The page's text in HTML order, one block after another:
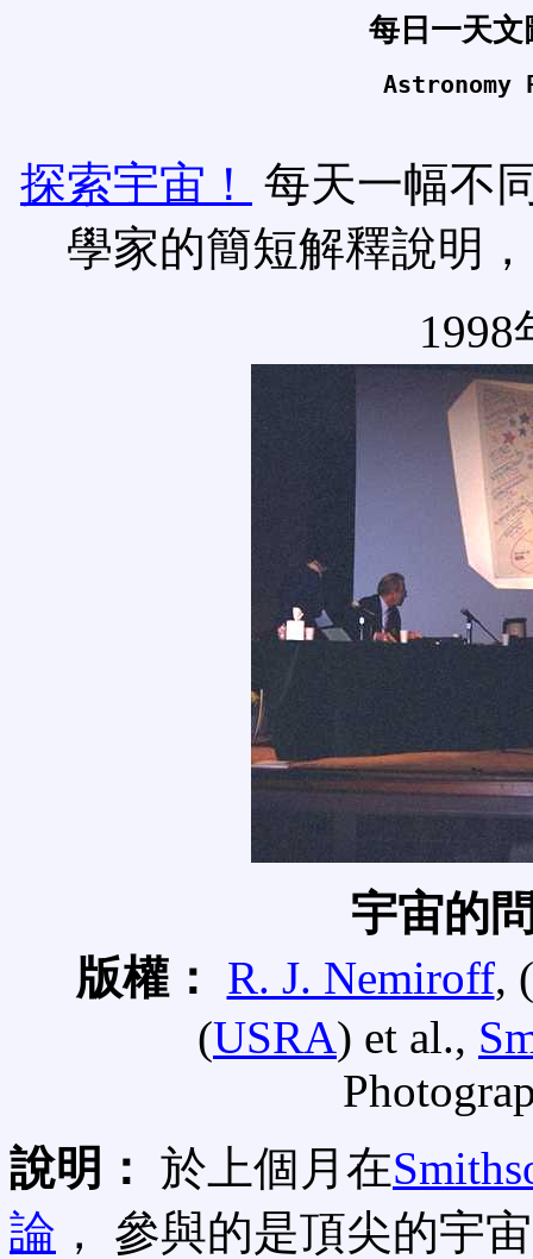
每日一天
探索宇宙！
每天一幅不
學家的簡短解釋說明
1998
宇宙的
版權：
R. J. Nemiroff, (
(USRA) et al.,
說明： 於上個月在
論 ， 參與的是頂尖的宇